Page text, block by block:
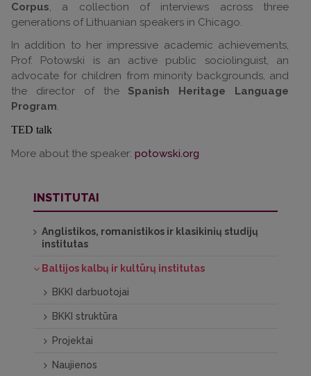
Corpus, a collection of interviews across three
generations of Lithuanian speakers in Chicago.
In addition to her impressive academic achievements,
Prof. Potowski is an active public sociolinguist, an
advocate for children from minority backgrounds, and
the director of the Spanish Heritage Language
Program.
TED talk
More about the speaker: potowski.org
INSTITUTAI
Anglistikos, romanistikos ir klasikinių studijų
institutas
Baltijos kalbų ir kultūrų institutas
BKKI darbuotojai
BKKI struktūra
Projektai
Naujienos